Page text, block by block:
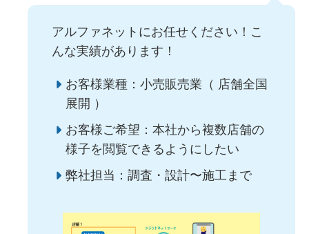
アルファネットにお任せください！こ
んな実績があります！
お客様業種：小売販売業（ 店舗全国
展開 ）
お客様ご希望：本社から複数店舗の
様子を閲覧できるようにしたい
弊社担当：調査・設計〜施工まで